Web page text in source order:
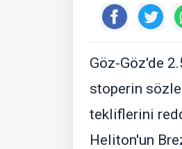
Göz-Göz'de
stoperin
tekliflerini
Heliton'un